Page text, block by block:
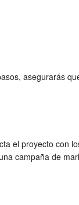
asegurarás
el proyecto con
campaña de